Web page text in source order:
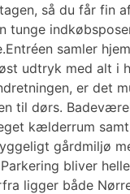
så du får fin
tunge
samler
udtryk med alt i
er det
til dørs.
kælderrum
gårdmiljø
bliver
ligger både